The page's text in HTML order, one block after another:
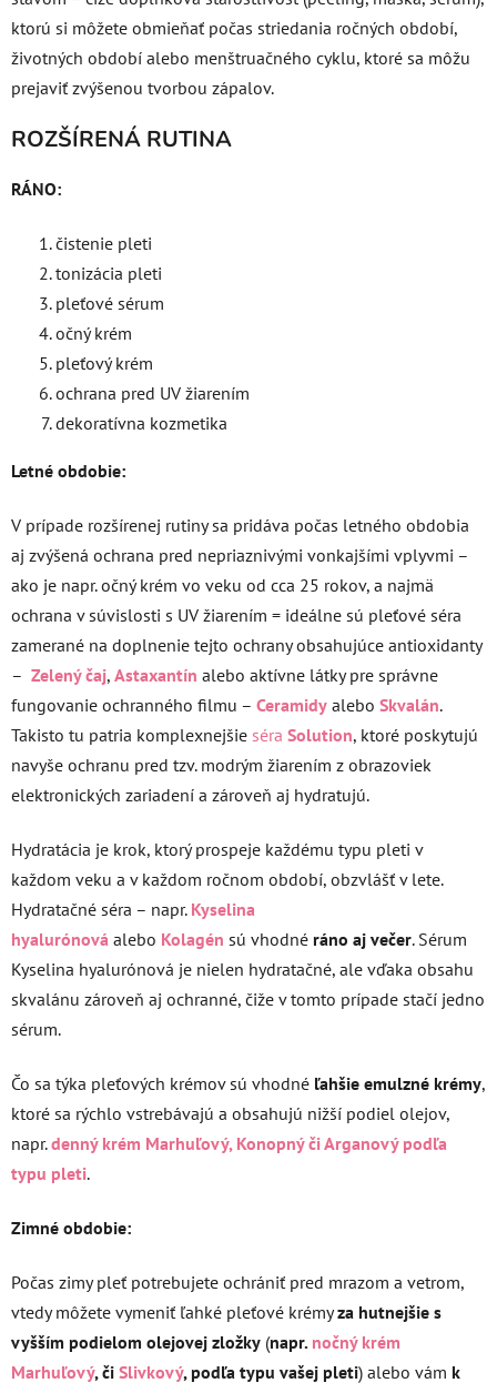
ktorú si môžete obmieňať počas striedania ročných období,
životných období alebo menštruačného cyklu, ktoré sa môžu
prejaviť zvýšenou tvorbou zápalov.
ROZŠÍRENÁ RUTINA
RÁNO:
čistenie pleti
tonizácia pleti
pleťové sérum
očný krém
pleťový krém
ochrana pred UV žiarením
dekoratívna kozmetika
Letné obdobie:
V prípade rozšírenej rutiny sa pridáva počas letného obdobia
aj zvýšená ochrana pred nepriaznivými vonkajšími vplyvmi –
ako je napr. očný krém vo veku od cca 25 rokov, a najmä
ochrana v súvislosti s UV žiarením = ideálne sú pleťové séra
zamerané na doplnenie tejto ochrany obsahujúce antioxidanty
– Zelený čaj, Astaxantín alebo aktívne látky pre správne
fungovanie ochranného filmu – Ceramidy alebo Skvalán.
Takisto tu patria komplexnejšie séra Solution, ktoré poskytujú
navyše ochranu pred tzv. modrým žiarením z obrazoviek
elektronických zariadení a zároveň aj hydratujú.
Hydratácia je krok, ktorý prospeje každému typu pleti v
každom veku a v každom ročnom období, obzvlášť v lete.
Hydratačné séra – napr. Kyselina
hyalurónová alebo Kolagén sú vhodné ráno aj večer. Sérum
Kyselina hyalurónová je nielen hydratačné, ale vďaka obsahu
skvalánu zároveň aj ochranné, čiže v tomto prípade stačí jedno
sérum.
Čo sa týka pleťových krémov sú vhodné ľahšie emulzné krémy,
ktoré sa rýchlo vstrebávajú a obsahujú nižší podiel olejov,
napr. denný krém Marhuľový, Konopný či Arganový podľa
typu pleti.
Zimné obdobie:
Počas zimy pleť potrebujete ochrániť pred mrazom a vetrom,
vtedy môžete vymeniť ľahké pleťové krémy za hutnejšie s
vyšším podielom olejovej zložky (napr. nočný krém
Marhuľový, či Slivkový, podľa typu vašej pleti) alebo vám k